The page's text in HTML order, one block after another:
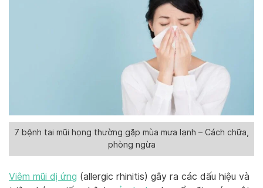
7 bệnh tai mũi họng thường gặp mùa mưa lạnh – Cách chữa,
phòng ngừa
Viêm mũi dị ứng (allergic rhinitis) gây ra các dấu hiệu và